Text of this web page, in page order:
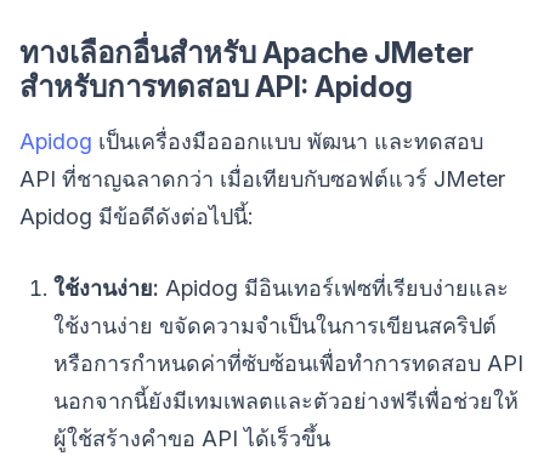
ทางเลือกอื่นสำหรับ Apache JMeter
สำหรับการทดสอบ API: Apidog
Apidog เป็นเครื่องมือออกแบบ พัฒนา และทดสอบ
API ที่ชาญฉลาดกว่า เมื่อเทียบกับซอฟต์แวร์ JMeter
Apidog มีข้อดีดังต่อไปนี้:
ใช้งานง่าย: Apidog มีอินเทอร์เฟซที่เรียบง่ายและ
ใช้งานง่าย ขจัดความจำเป็นในการเขียนสคริปต์
หรือการกำหนดค่าที่ซับซ้อนเพื่อทำการทดสอบ API
นอกจากนี้ยังมีเทมเพลตและตัวอย่างฟรีเพื่อช่วยให้
ผู้ใช้สร้างคำขอ API ได้เร็วขึ้น